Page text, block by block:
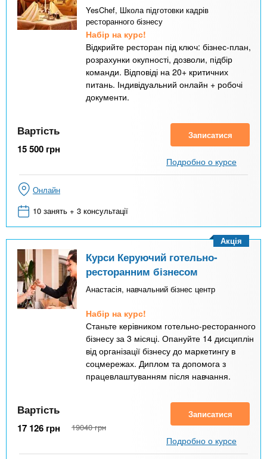
YesChef, Школа підготовки кадрів
ресторанного бізнесу
Набір на курс!
Відкрийте ресторан під ключ: бізнес-план,
розрахунки окупності, дозволи, підбір
команди. Відповіді на 20+ критичних
питань. Індивідуальний онлайн + робочі
документи.
Вартість
15 500 грн
Записатися
Подробно о курсе
Онлайн
10 занять + 3 консультації
Курси Керуючий готельно-
ресторанним бізнесом
Анастасія, навчальний бізнес центр
Набір на курс!
Станьте керівником готельно-ресторанного
бізнесу за 3 місяці. Опануйте 14 дисциплін
від організації бізнесу до маркетингу в
соцмережах. Диплом та допомога з
працевлаштуванням після навчання.
Акція
Вартість
17 126 грн 19040 грн
Записатися
Подробно о курсе